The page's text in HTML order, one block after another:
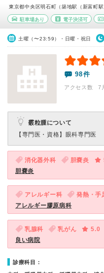
東京都中央区明石町（築地駅（新富町
駐車場あり 電子決済可
土曜（〜23:59）・日曜・祝日
98件
アクセス数 7
霰粒腫について
【専門医・資格】 眼科専門医
消化器外科 胆嚢炎
胆嚢炎
アレルギー科 発熱・手
アレルギー膠原病科
乳腺科 乳がん
5.0
良い病院
診療科目：